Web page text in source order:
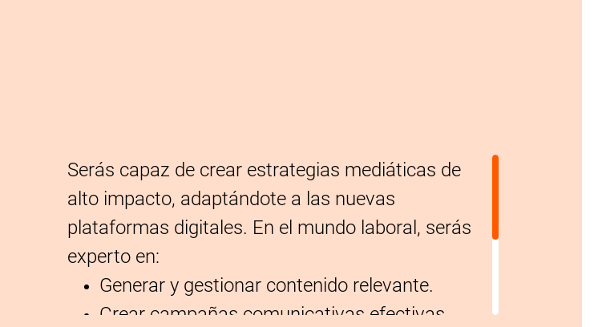
Serás capaz de crear estrategias mediáticas de
alto impacto, adaptándote a las nuevas
plataformas digitales. En el mundo laboral, serás
experto en:
Generar y gestionar contenido relevante.
Crear campañas comunicativas efectivas.